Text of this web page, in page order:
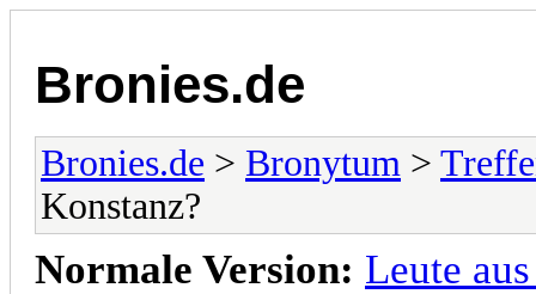
Bronies.de
Bronies.de > Bronytum >
Konstanz?
Normale Version: Leute